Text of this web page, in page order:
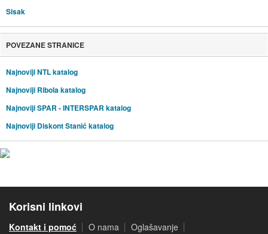
Sisak
POVEZANE STRANICE
Najnoviji NTL katalog
Najnoviji Ribola katalog
Najnoviji SPAR - INTERSPAR katalog
Najnoviji Diskont Stanić katalog
Korisni linkovi
Kontakt i pomoć O nama
Oglašavanje